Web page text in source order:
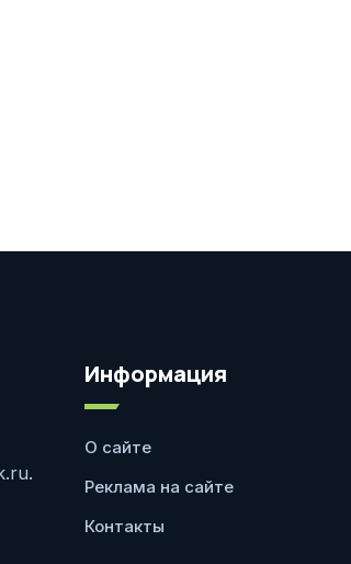
Информация
О сайте
Реклама на сайте
Контакты